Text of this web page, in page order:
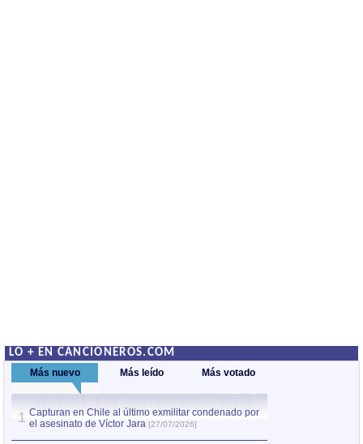
LO + EN CANCIONEROS.COM
Más nuevo Más leído Más votado
1 Capturan en Chile al último exmilitar condenado por
el asesinato de Víctor Jara [27/07/2026]